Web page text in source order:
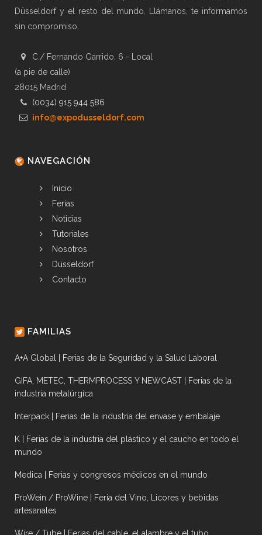
Düsseldorf y el resto del mundo. Llámanos, te informamos
sin compromiso.
C./ Fernando Garrido, 6 - Local
(a pie de calle)
28015 Madrid
(0034) 915 944 586
info@expodusseldorf.com
NAVEGACIÓN
Inicio
Ferias
Noticias
Tutoriales
Nosotros
Düsseldorf
Contacto
FAMILIAS
A+A Global | Ferias de la Seguridad y la Salud Laboral
GIFA, METEC, THERMPROCESS Y NEWCAST | Ferias de la
industria metalúrgica
Interpack | Ferias de la industria del envase y embalaje
K | Ferias de la industria del plástico y el caucho en todo el
mundo
Medica | Ferias y congresos médicos en el mundo
ProWein / ProWine | Feria del Vino, Licores y bebidas
artesanales